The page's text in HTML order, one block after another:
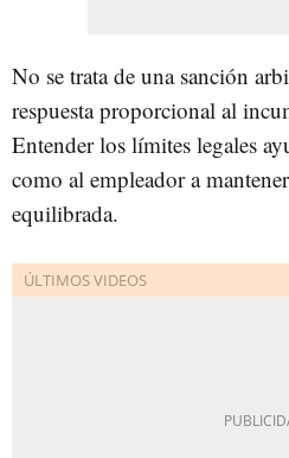
No se trata de una sanción
respuesta proporcional al
Entender los límites legales
como al empleador a
equilibrada.